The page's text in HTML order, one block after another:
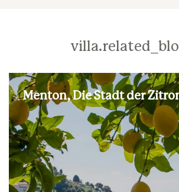
Menton, Die Stadt der